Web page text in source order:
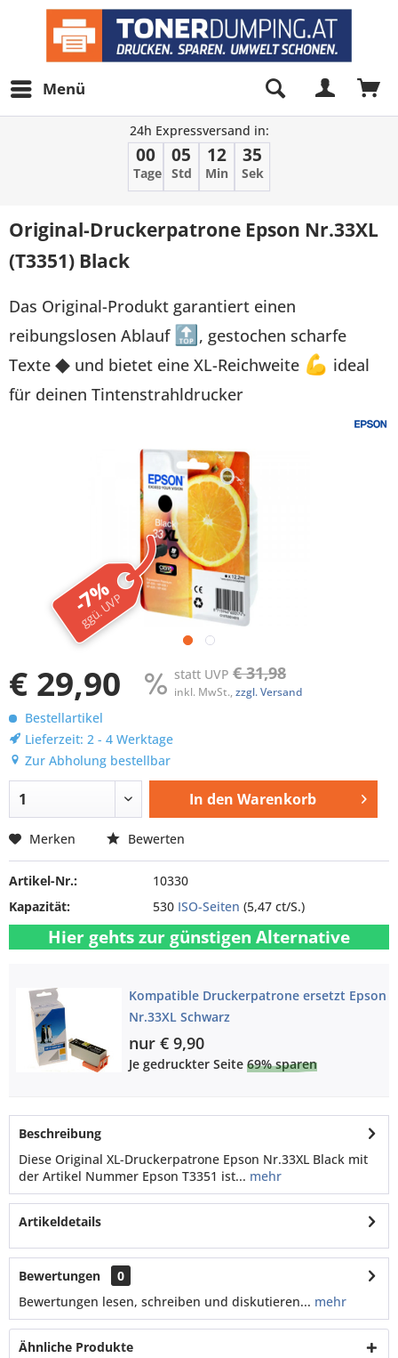
Menü
24h Expressversand in:
00
Tage
05
Std
12
Min
35
Sek
Original-Druckerpatrone Epson Nr.33XL
(T3351) Black
Das Original-Produkt garantiert einen
reibungslosen Ablauf 🔝 , gestochen scharfe
Texte ◆ und bietet eine XL-Reichweite 💪 ideal
für deinen Tintenstrahldrucker
-7%
ggü. UVP
€ 29,90 statt UVP € 31,98
inkl. MwSt., zzgl. Versand
Bestellartikel
Lieferzeit: 2 - 4 Werktage
Zur Abholung bestellbar
In den Warenkorb
Merken Bewerten
Artikel-Nr.:
10330
Kapazität:
530 ISO-Seiten (5,47 ct/S.)
Hier gehts zur günstigen Alternative
Kompatible Druckerpatrone ersetzt Epson
Nr.33XL Schwarz
nur € 9,90
Je gedruckter Seite69% sparen
Beschreibung
Diese Original XL-Druckerpatrone Epson Nr.33XL Black mit
der Artikel Nummer Epson T3351 ist... mehr
Artikeldetails
Bewertungen
0
Bewertungen lesen, schreiben und diskutieren... mehr
Ähnliche Produkte